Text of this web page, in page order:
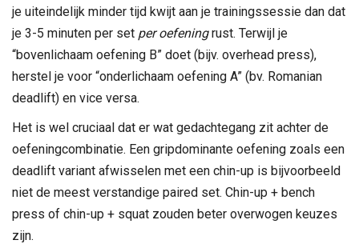
je uiteindelijk minder tijd kwijt aan je trainingssessie dan dat
je 3-5 minuten per set per oefeningrust. Terwijl je
“bovenlichaam oefening B” doet (bijv. overhead press),
herstel je voor “onderlichaam oefening A” (bv. Romanian
deadlift) en vice versa.
Het is wel cruciaal dat er wat gedachtegang zit achter de
oefeningcombinatie. Een gripdominante oefening zoals een
deadlift variant afwisselen met een chin-up is bijvoorbeeld
niet de meest verstandige paired set. Chin-up + bench
press of chin-up + squat zouden beter overwogen keuzes
zijn.